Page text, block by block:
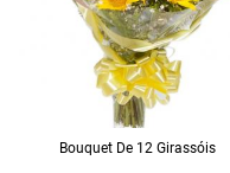
Bouquet De 12 Girassóis